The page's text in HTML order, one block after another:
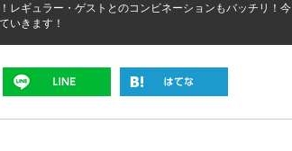
レギュラー・ゲストとのコンビネーションもバッチリ！今
いきます！